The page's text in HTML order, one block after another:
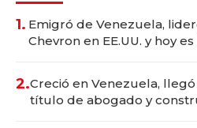
1. Emigró de Venezuela,
Chevron en EE.UU. y hoy
2.Creció en Venezuela,
título de abogado y